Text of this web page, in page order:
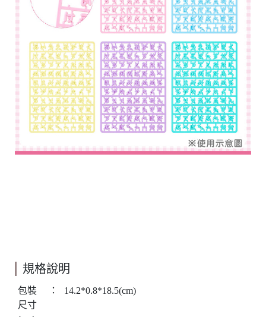
規格說明
包裝
尺寸
： 14.2*0.8*18.5(cm)